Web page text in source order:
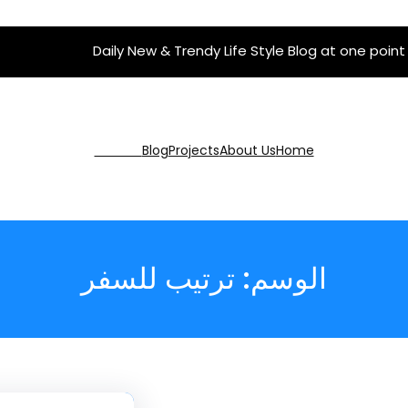
Daily New & Trendy Life Style Blog at one point
Home
About Us
Projects
Blog
الوسم: ترتيب للسفر